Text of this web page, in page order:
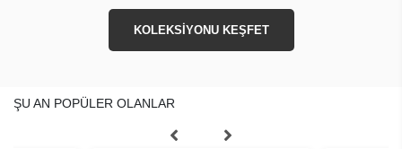
KOLEKSİYONU KEŞFET
ŞU AN POPÜLER OLANLAR